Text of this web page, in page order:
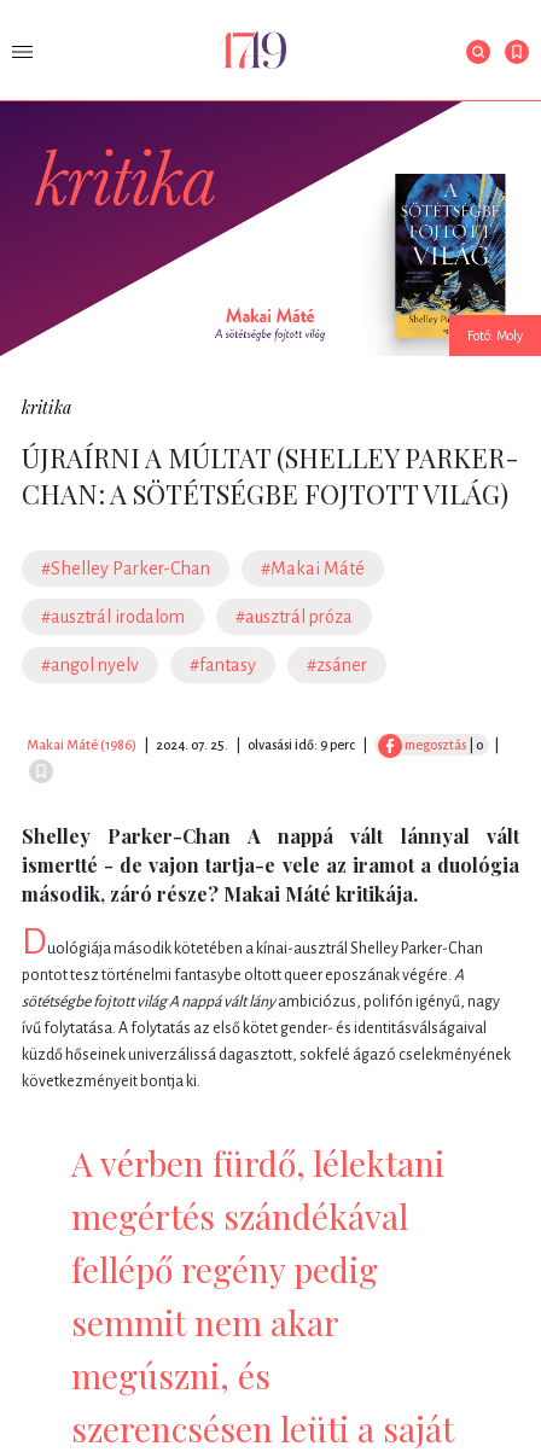
Fotó: Moly
kritika
ÚJRAÍRNI A MÚLTAT (SHELLEY PARKER-
CHAN: A SÖTÉTSÉGBE FOJTOTT VILÁG)
#Shelley Parker-Chan #Makai Máté
#ausztrál irodalom #ausztrál próza
#angol nyelv #fantasy #zsáner
Makai Máté (1986) 2024. 07. 25. olvasási idő: 9 perc megosztás | 0
Shelley Parker-Chan A nappá vált lánnyal vált
ismertté - de vajon tartja-e vele az iramot a duológia
második, záró része? Makai Máté kritikája.
Duológiája második kötetében a kínai-ausztrál Shelley Parker-Chan
pontot tesz történelmi fantasybe oltott queer eposzának végére. A
sötétségbe fojtott világ A nappá vált lányambiciózus, polifón igényű, nagy
ívű folytatása. A folytatás az első kötet gender- és identitásválságaival
küzdő hőseinek univerzálissá dagasztott, sokfelé ágazó cselekményének
következményeit bontja ki.
A vérben fürdő, lélektani
megértés szándékával
fellépő regény pedig
semmit nem akar
megúszni, és
szerencsésen leüti a saját